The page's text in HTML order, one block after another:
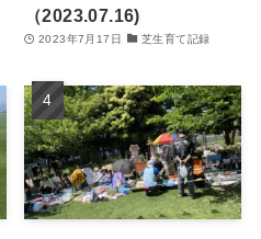
（2023.07.16)
2023年7月17日 芝生育て記録